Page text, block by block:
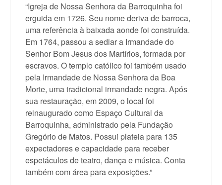
“Igreja de Nossa Senhora da Barroquinha foi
erguida em 1726. Seu nome deriva de barroca,
uma referência à baixada aonde foi construída.
Em 1764, passou a sediar a Irmandade do
Senhor Bom Jesus dos Martírios, formada por
escravos. O templo católico foi também usado
pela Irmandade de Nossa Senhora da Boa
Morte, uma tradicional irmandade negra. Após
sua restauração, em 2009, o local foi
reinaugurado como Espaço Cultural da
Barroquinha, administrado pela Fundação
Gregório de Matos. Possui plateia para 135
expectadores e capacidade para receber
espetáculos de teatro, dança e música. Conta
também com área para exposições.”